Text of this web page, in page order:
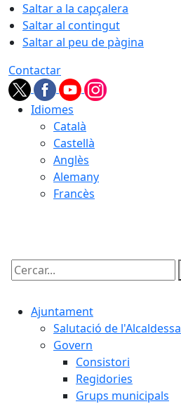
Saltar a la capçalera
Saltar al contingut
Saltar al peu de pàgina
Contactar
Idiomes
Català
Castellà
Anglès
Alemany
Francès
Cercar:
Ajuntament
Salutació de l'Alcaldessa
Govern
Consistori
Regidories
Grups municipals